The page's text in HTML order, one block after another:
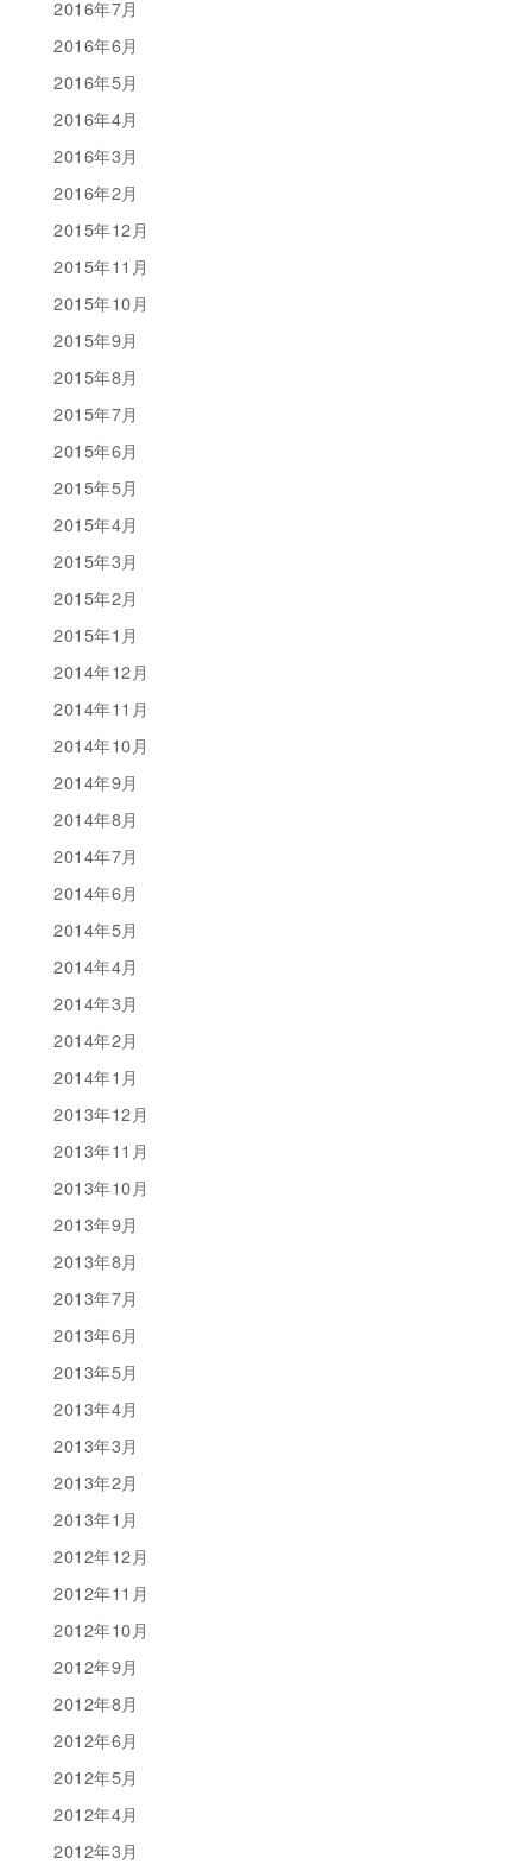
2016年7月
2016年6月
2016年5月
2016年4月
2016年3月
2016年2月
2015年12月
2015年11月
2015年10月
2015年9月
2015年8月
2015年7月
2015年6月
2015年5月
2015年4月
2015年3月
2015年2月
2015年1月
2014年12月
2014年11月
2014年10月
2014年9月
2014年8月
2014年7月
2014年6月
2014年5月
2014年4月
2014年3月
2014年2月
2014年1月
2013年12月
2013年11月
2013年10月
2013年9月
2013年8月
2013年7月
2013年6月
2013年5月
2013年4月
2013年3月
2013年2月
2013年1月
2012年12月
2012年11月
2012年10月
2012年9月
2012年8月
2012年6月
2012年5月
2012年4月
2012年3月